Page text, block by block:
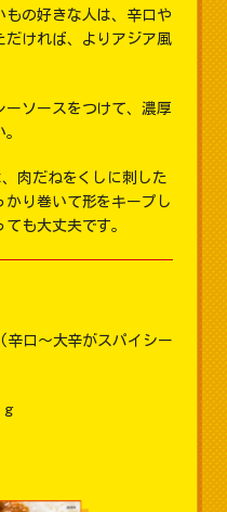
もの好きな人は、辛口や
だければ、よりアジア風
ーソースをつけて、濃厚
肉だねをくしに刺した
かり巻いて形をキープし
も大丈夫です。
口～大辛がスパイシー